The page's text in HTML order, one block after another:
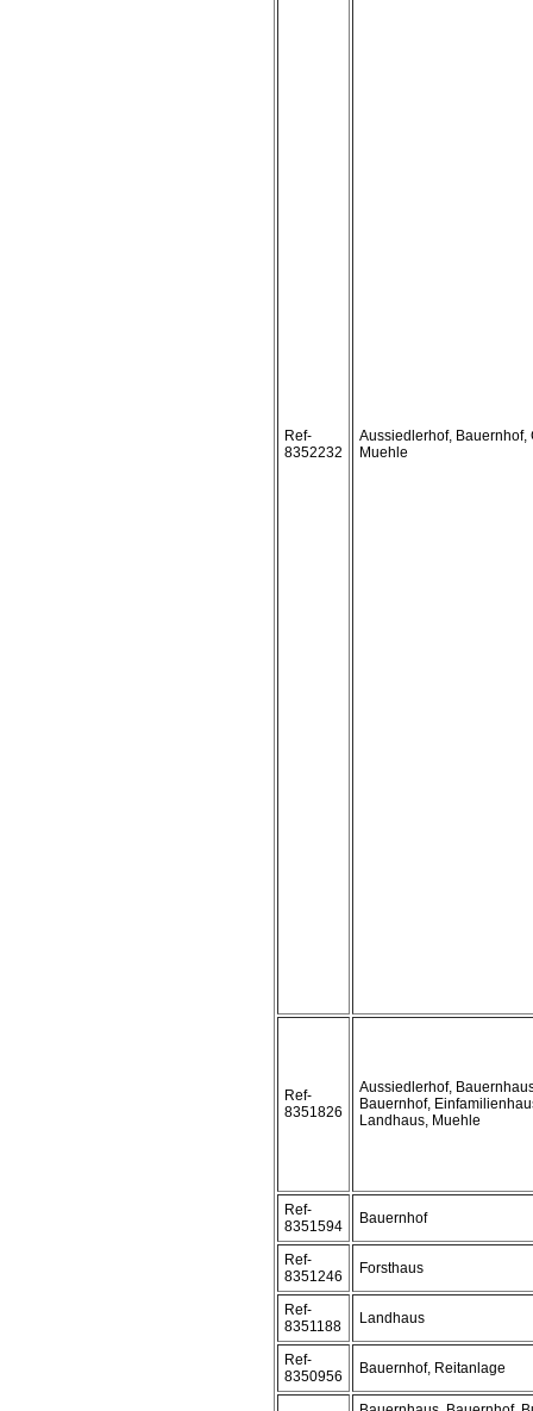
Ref-
8352232
Aussiedlerhof, Bauernhof,
Muehle
Ref-
8351826
Aussiedlerhof,
Bauernhof,
Landhaus, Muehle
Ref-
8351594
Bauernhof
Ref-
8351246
Forsthaus
Ref-
8351188
Landhaus
Ref-
8350956
Bauernhof, Reitanlage